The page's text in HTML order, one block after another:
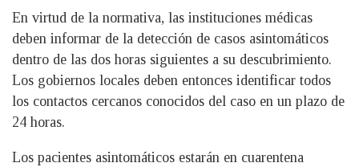
En virtud de la normativa, las instituciones médicas
deben informar de la detección de casos asintomáticos
dentro de las dos horas siguientes a su descubrimiento.
Los gobiernos locales deben entonces identificar todos
los contactos cercanos conocidos del caso en un plazo de
24 horas.
Los pacientes asintomáticos estarán en cuarentena